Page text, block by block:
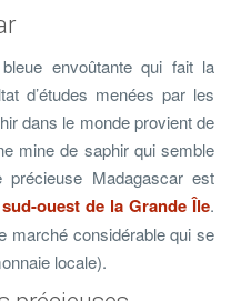
envoûtante qui fait la
d’études menées par les
dans le monde provient de
mine de saphir qui semble
précieuse Madagascar est
sud-ouest de la Grande Île.
marché considérable qui se
locale).